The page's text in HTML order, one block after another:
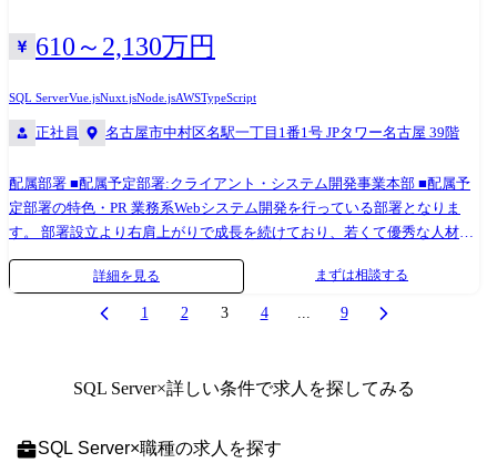
や、要件定義、基本設計など開発上流からの対応。 サーバレスアーキテ
クチャなどのクラウド設計、開発。 UIライブラリやフレームワークを用
いただきます。 キャリアアップのモデルケース ●プロジェクトマネージ
でを担当 2014年 リーダーへ昇格 2015年 サブチーフ、チーフへ昇格
2016年 放送業界向けシステムにおいてチームリーダーとしてプロジェ
クト管理、顧客折衝を担当。係長へ昇格 2017年 課長代理へ昇格 2019
年 課長へ昇格 2021年 ライセンス管理システムにおいてプロジェクト
マネージャーとしてプロジェクト推進における管理を担当 2022年 人材
紹介会社向け基幹システムにおいてプロジェクトリーダーとしてプロジ
ェーンを使った技術検証を実施 2019年 オンラインショップ向け共通
610～2,130万円
SQL ServerVue.jsNuxt.jsNode.jsAWSTypeScript
正社員 名古屋市中村区名駅一丁目1番1号 JPタワー名古屋 39階
配属部署 ■配属予定部署:クライアント・システム開発事業本部 ■配属予
定部署の特色・PR 業務系Webシステム開発を行っている部署となりま
す。 部署設立より右肩上がりで成長を続けており、若くて優秀な人材が
多く在籍しております。 現在は業務領域としてメーカーなどの製造業の
案件が多くを占めておりますが、今後は金融業や小売業、流通、物流、
デベロッパーなどの製造業以外も拡大を進めていく方針です。 開発案件
PL、SMも多く在籍しております。 ※職務内容変更の可能性:有 ※変更の
リ開発プロジェクトの上流から開発工程まで幅広くご担当いただきま
詳細を見る まずは相談する
1 2 3 4 ... 9
SQL Server×詳しい条件で求人を探してみる
SQL Server×職種の求人を探す